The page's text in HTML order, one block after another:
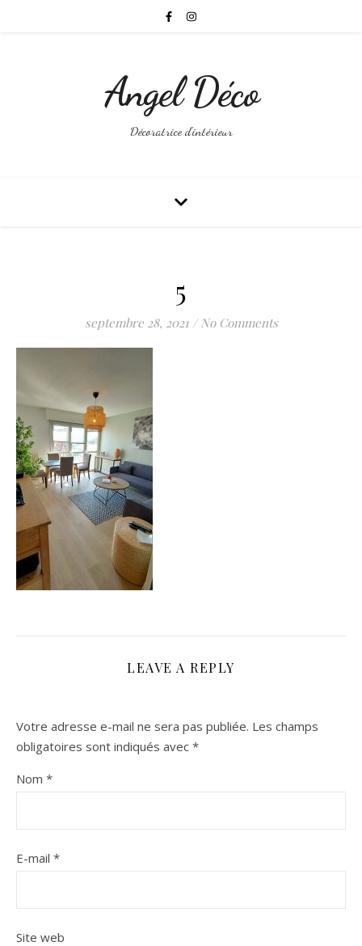
Angel Déco
Décoratrice d'intérieur
5
septembre 28, 2021 / No Comments
LEAVE A REPLY
Votre adresse e-mail ne sera pas publiée. Les champs
obligatoires sont indiqués avec *
Nom *
E-mail *
Site web